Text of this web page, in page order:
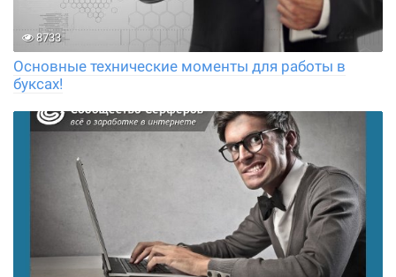
8733
Основные технические моменты для работы в
буксах!